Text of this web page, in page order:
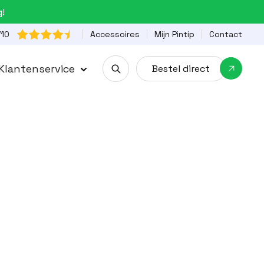
 Accessoires Mijn Pintip Contact
Bestel direct 